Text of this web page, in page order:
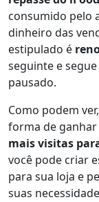
consumido pelo
dinheiro das
estipulado é
seguinte e
pausado.
Como podem
forma de
mais visitas
você pode criar
para sua loja e
suas